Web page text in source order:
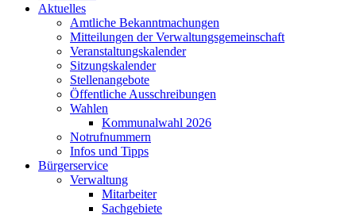
Aktuelles
Amtliche Bekanntmachungen
Mitteilungen der Verwaltungsgemeinschaft
Veranstaltungskalender
Sitzungskalender
Stellenangebote
Öffentliche Ausschreibungen
Wahlen
Kommunalwahl 2026
Notrufnummern
Infos und Tipps
Bürgerservice
Verwaltung
Mitarbeiter
Sachgebiete